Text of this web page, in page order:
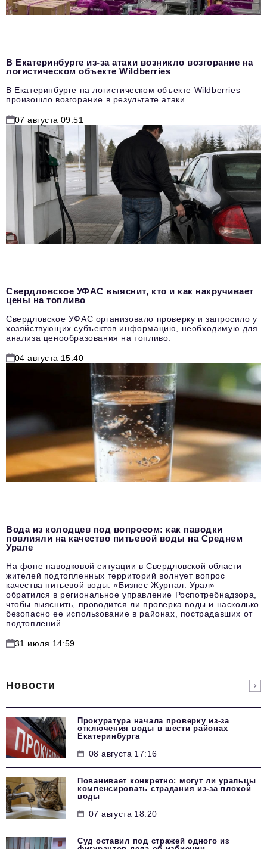
В Екатеринбурге из-за атаки возникло возгорание на
логистическом объекте Wildberries
В Екатеринбурге на логистическом объекте Wildberries
произошло возгорание в результате атаки.
07 августа 09:51
Свердловское УФАС выяснит, кто и как накручивает
цены на топливо
Свердловское УФАС организовало проверку и запросило у
хозяйствующих субъектов информацию, необходимую для
анализа ценообразования на топливо.
04 августа 15:40
Вода из колодцев под вопросом: как паводки
повлияли на качество питьевой воды на Среднем
Урале
На фоне паводковой ситуации в Свердловской области
жителей подтопленных территорий волнует вопрос
качества питьевой воды. «Бизнес Журнал. Урал»
обратился в региональное управление Роспотребнадзора,
чтобы выяснить, проводится ли проверка воды и насколько
безопасно ее использование в районах, пострадавших от
подтоплений.
31 июля 14:59
Новости
Прокуратура начала проверку из-за
отключения воды в шести районах
Екатеринбурга
08 августа 17:16
Пованивает конкретно: могут ли уральцы
компенсировать страдания из-за плохой
воды
07 августа 18:20
Суд оставил под стражей одного из